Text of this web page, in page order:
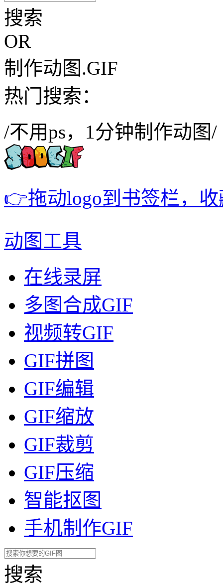
搜索
OR
制作动图.GIF
热门搜索：
/不用ps，1分钟制作动图/
👉拖动logo到书签栏，
动图工具
在线录屏
多图合成GIF
视频转GIF
GIF拼图
GIF编辑
GIF缩放
GIF裁剪
GIF压缩
智能抠图
手机制作GIF
搜索